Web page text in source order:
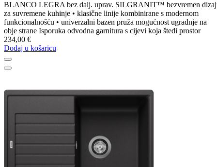
BLANCO LEGRA bez dalj. uprav. SILGRANIT™ bezvremen
za suvremene kuhinje • klasične linije kombinirane s modernom
funkcionalnošću • univerzalni bazen pruža mogućnost ugradnje na
obje strane Isporuka odvodna garnitura s cijevi koja štedi prostor
234,00 €
Dodaj u košaricu